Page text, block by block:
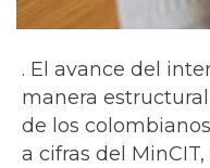
. El avance del
manera
de los
a cifras del